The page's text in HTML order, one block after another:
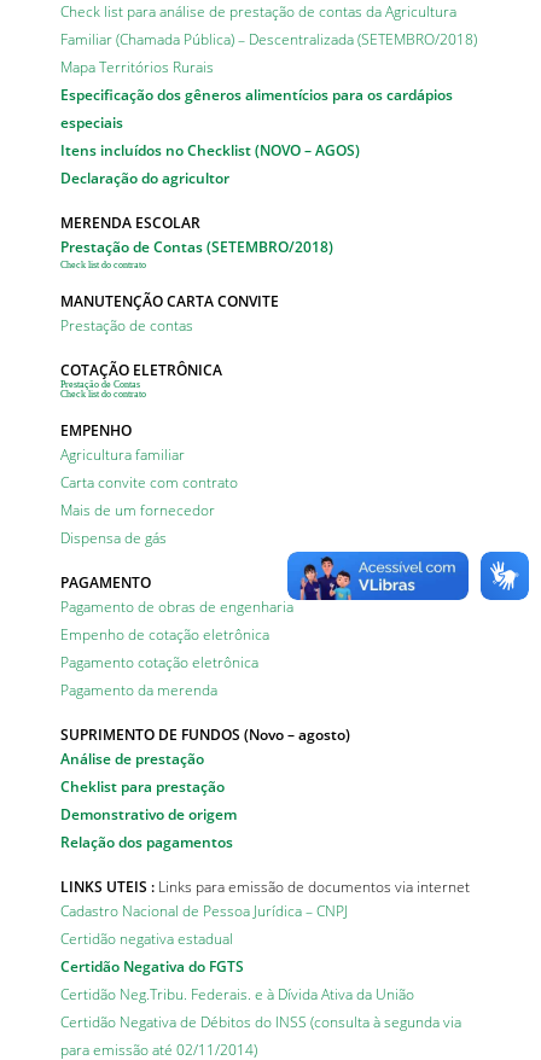
Check list para análise de prestação de contas da Agricultura
Familiar (Chamada Pública) – Descentralizada (SETEMBRO/2018)
Mapa Territórios Rurais
Especificação dos gêneros alimentícios para os cardápios
especiais
Itens incluídos no Checklist (NOVO – AGOS)
Declaração do agricultor
MERENDA ESCOLAR
Prestação de Contas (SETEMBRO/2018)
Check list do contrato
MANUTENÇÃO CARTA CONVITE
Prestação de contas
COTAÇÃO ELETRÔNICA
Prestação de Contas
Check list do contrato
EMPENHO
Agricultura familiar
Carta convite com contrato
Mais de um fornecedor
Dispensa de gás
PAGAMENTO
Pagamento de obras de engenharia
Empenho de cotação eletrônica
Pagamento cotação eletrônica
Pagamento da merenda
SUPRIMENTO DE FUNDOS (Novo – agosto)
Análise de prestação
Cheklist para prestação
Demonstrativo de origem
Relação dos pagamentos
LINKS UTEIS : Links para emissão de documentos via internet
Cadastro Nacional de Pessoa Jurídica – CNPJ
Certidão negativa estadual
Certidão Negativa do FGTS
Certidão Neg.Tribu. Federais. e à Dívida Ativa da União
Certidão Negativa de Débitos do INSS (consulta à segunda via
para emissão até 02/11/2014)